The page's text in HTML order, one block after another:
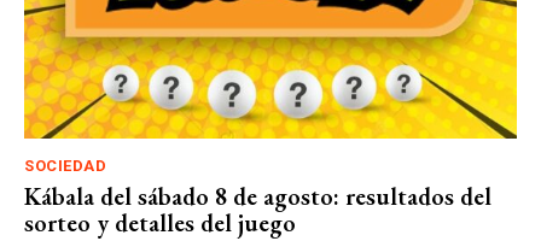
SOCIEDAD
Kábala del sábado 8 de agosto: resultados del
sorteo y detalles del juego